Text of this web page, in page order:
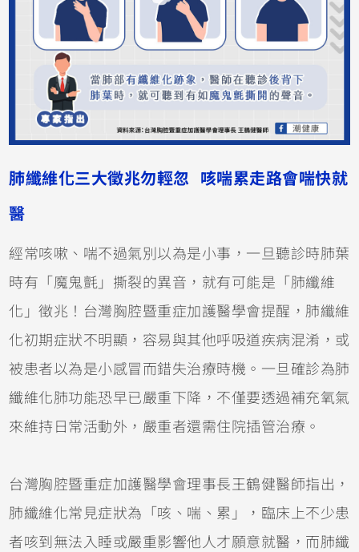
肺纖維化三大徵兆勿輕忽 咳喘累走路會喘快就
醫
經常咳嗽、喘不過氣別以為是小事，一旦聽診時肺葉
時有「魔鬼氈」撕裂的異音，就有可能是「肺纖維
化」徵兆！台灣胸腔暨重症加護醫學會提醒，肺纖維
化初期症狀不明顯，容易與其他呼吸道疾病混淆，或
被患者以為是小感冒而錯失治療時機。一旦確診為肺
纖維化肺功能恐早已嚴重下降，不僅要透過補充氧氣
來維持日常活動外，嚴重者還需住院插管治療。
台灣胸腔暨重症加護醫學會理事長王鶴健醫師指出，
肺纖維化常見症狀為「咳、喘、累」，臨床上不少患
者咳到無法入睡或嚴重影響他人才願意就醫，而肺纖